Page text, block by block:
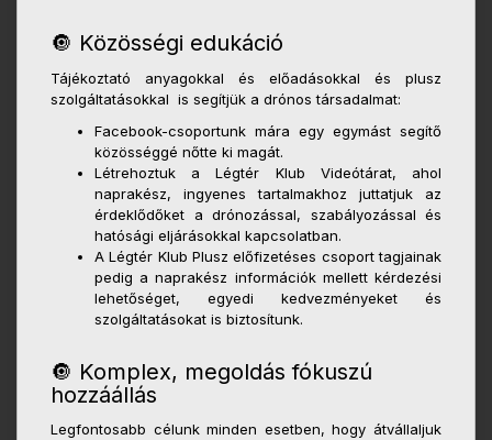
🔘 Közösségi edukáció
Tájékoztató anyagokkal és előadásokkal és plusz
szolgáltatásokkal is segítjük a drónos társadalmat:
Facebook-csoportunk mára egy egymást segítő
közösséggé nőtte ki magát.
Létrehoztuk a Légtér Klub Videótárat, ahol
naprakész, ingyenes tartalmakhoz juttatjuk az
érdeklődőket a drónozással, szabályozással és
hatósági eljárásokkal kapcsolatban.
A Légtér Klub Plusz előfizetéses csoport tagjainak
pedig a naprakész információk mellett kérdezési
lehetőséget, egyedi kedvezményeket és
szolgáltatásokat is biztosítunk.
🔘 Komplex, megoldás fókuszú
hozzáállás
Legfontosabb célunk minden esetben, hogy átvállaljuk